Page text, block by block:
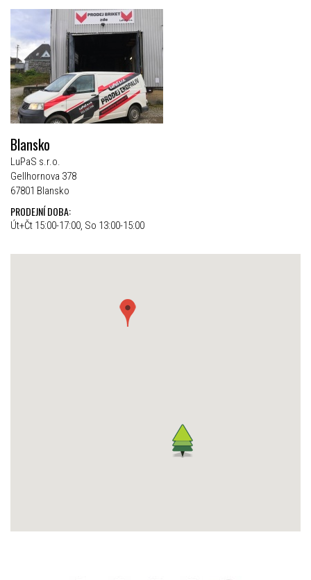
Blansko
LuPaS s.r.o.
Gellhornova 378
67801 Blansko
PRODEJNÍ DOBA:
Út+Čt 15:00-17:00, So 13:00-15:00